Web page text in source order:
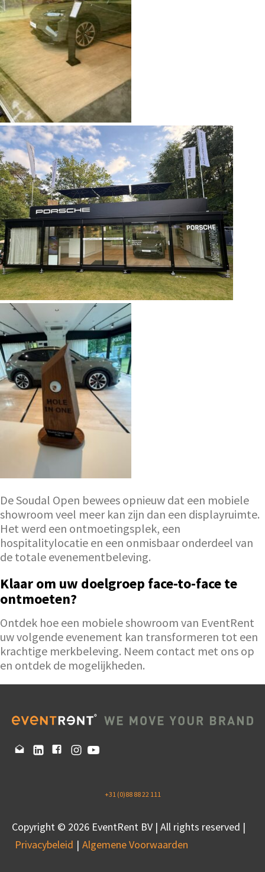
De Soudal Open bewees opnieuw dat een mobiele
showroom veel meer kan zijn dan een displayruimte.
Het werd een ontmoetingsplek, een
hospitalitylocatie en een onmisbaar onderdeel van
de totale evenementbeleving.
Klaar om uw doelgroep face-to-face te
ontmoeten?
Ontdek hoe een mobiele showroom van EventRent
uw volgende evenement kan transformeren tot een
krachtige merkbeleving. Neem contact met ons op
en ontdek de mogelijkheden.
+31 (0)88 88 22 111
Copyright © 2026 EventRent BV | All rights reserved |
Privacybeleid
Algemene Voorwaarden